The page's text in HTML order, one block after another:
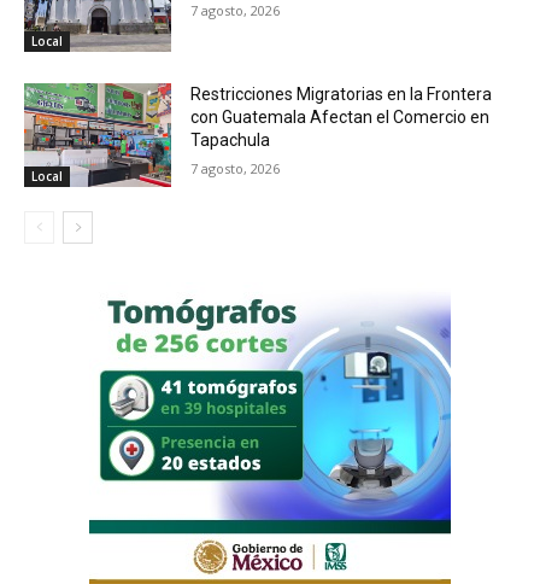
Local
7 agosto, 2026
Local
Restricciones Migratorias en la Frontera
con Guatemala Afectan el Comercio en
Tapachula
7 agosto, 2026